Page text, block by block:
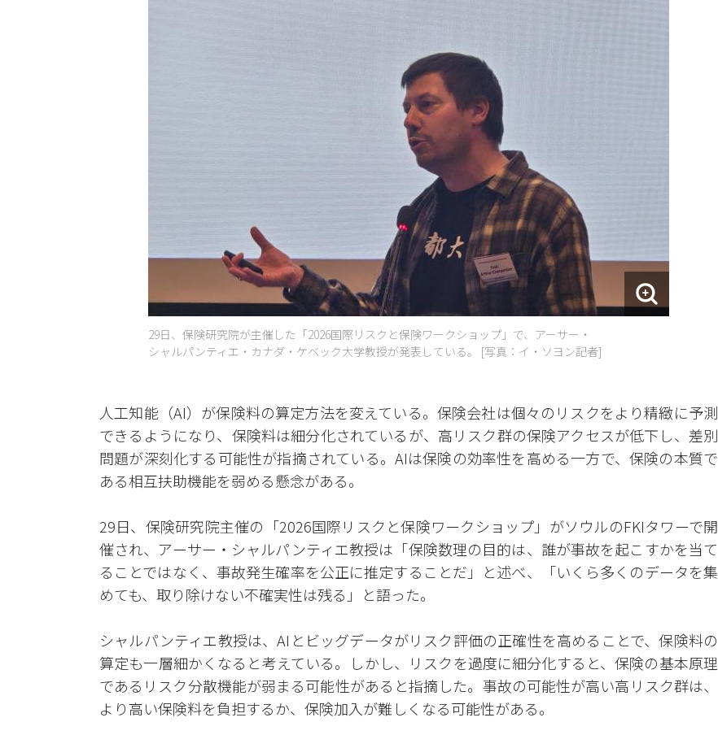
29日、保険研究院が主催した「2026国際リスクと保険ワークショップ」で、アーサー・
シャルパンティエ・カナダ・ケベック大学教授が発表している。 [写真：イ・ソヨン記者]
人工知能（AI）が保険料の算定方法を変えている。保険会社は個々のリスクをより精緻に予測
できるようになり、保険料は細分化されているが、高リスク群の保険アクセスが低下し、差別
問題が深刻化する可能性が指摘されている。AIは保険の効率性を高める一方で、保険の本質で
ある相互扶助機能を弱める懸念がある。
29日、保険研究院主催の「2026国際リスクと保険ワークショップ」がソウルのFKIタワーで開
催され、アーサー・シャルパンティエ教授は「保険数理の目的は、誰が事故を起こすかを当て
ることではなく、事故発生確率を公正に推定することだ」と述べ、「いくら多くのデータを集
めても、取り除けない不確実性は残る」と語った。
シャルパンティエ教授は、AIとビッグデータがリスク評価の正確性を高めることで、保険料の
算定も一層細かくなると考えている。しかし、リスクを過度に細分化すると、保険の基本原理
であるリスク分散機能が弱まる可能性があると指摘した。事故の可能性が高い高リスク群は、
より高い保険料を負担するか、保険加入が難しくなる可能性がある。